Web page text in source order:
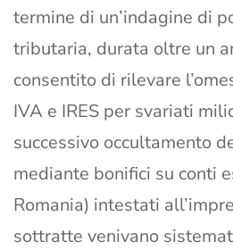
termine di un’indagine di
tributaria, durata oltre un
consentito di rilevare
IVA e IRES per svariati
successivo occultamento
mediante bonifici su conti
Romania) intestati
sottratte venivano